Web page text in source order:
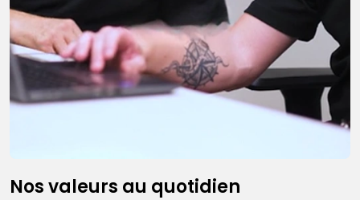
Nos valeurs au quotidien